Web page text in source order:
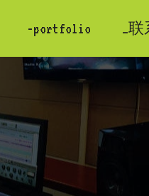
-portfolio _联